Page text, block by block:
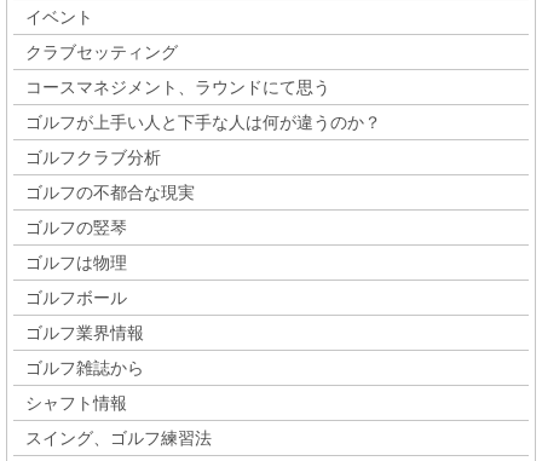
イベント
クラブセッティング
コースマネジメント、ラウンドにて思う
ゴルフが上手い人と下手な人は何が違うのか？
ゴルフクラブ分析
ゴルフの不都合な現実
ゴルフの竪琴
ゴルフは物理
ゴルフボール
ゴルフ業界情報
ゴルフ雑誌から
シャフト情報
スイング、ゴルフ練習法